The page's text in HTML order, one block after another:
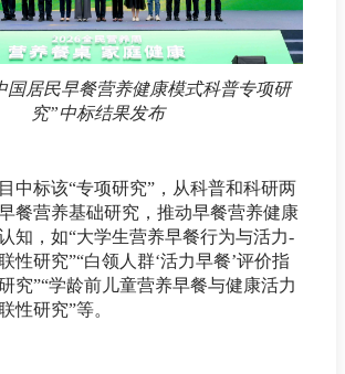
国居民早餐营养健康模式科普专项研
究”中标结果发布
中标该“专项研究”，从科普和科研两
餐营养基础研究，推动早餐营养健康
知，如“大学生营养早餐行为与活力-
性研究”“白领人群‘活力早餐’评价指
究”“学龄前儿童营养早餐与健康活力
性研究”等。